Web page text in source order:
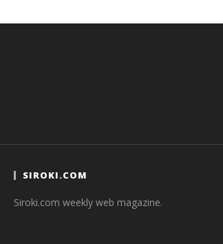
SIROKI.COM
Siroki.com weekly web magazine.